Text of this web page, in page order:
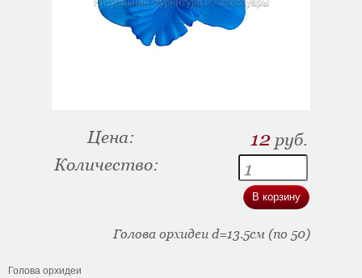
Цена: 12 руб.
Количество:
Голова орхидеи d=13.5см (по 50)
Голова орхидеи